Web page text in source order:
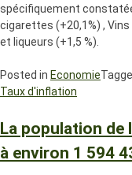
spécifiquement
cigarettes (+20,1%) ,
et liqueurs (+1,5 %).
Posted in Economie
Taux d'inflation
La population de
à environ 1 594